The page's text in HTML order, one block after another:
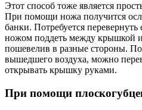
Этот способ тоже является
При помощи ножа получится
банки. Потребуется
ножом поддеть между крышкой
пошевелив в разные стороны.
вышедшего воздуха, можно
открывать крышку руками.
При помощи